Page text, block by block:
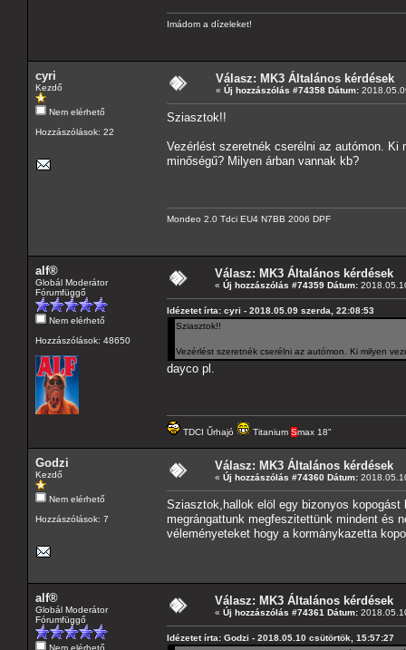
Imádom a dízeleket!
cyri
Kezdő
Nem elérhető
Hozzászólások: 22
Válasz: MK3 Általános kérdések
« Új hozzászólás #74358 Dátum:
Sziasztok!!
Vezérlést szeretnék cserélni az autómon.
minőségű? Milyen árban vannak kb?
Mondeo 2.0 Tdci EU4 N7BB 2006 DPF
alf®
Globál Moderátor
Fórumfüggő
Nem elérhető
Hozzászólások: 48650
Válasz: MK3 Általános kérdések
« Új hozzászólás #74359 Dátum:
Idézetet írta: cyri - 2018.05.09 szerda, 22:08:53
Sziasztok!!
Vezérlést szeretnék cserélni az autómon. Ki milyen
dayco pl.
TDCI Űrhajó Titanium Smax 18"
Godzi
Kezdő
Nem elérhető
Hozzászólások: 7
Válasz: MK3 Általános kérdések
« Új hozzászólás #74360 Dátum:
Sziasztok,hallok elöl egy bizonyos
megrángattunk megfeszitettünk mindent és
véleményeteket hogy a kormánykazetta
alf®
Globál Moderátor
Fórumfüggő
Nem elérhető
Válasz: MK3 Általános kérdések
« Új hozzászólás #74361 Dátum:
Idézetet írta: Godzi - 2018.05.10 csütörtök, 15:57:27